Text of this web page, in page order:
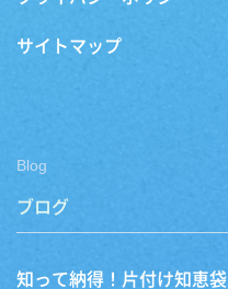
サイトマップ
Blog
ブログ
知って納得！片付け知恵袋